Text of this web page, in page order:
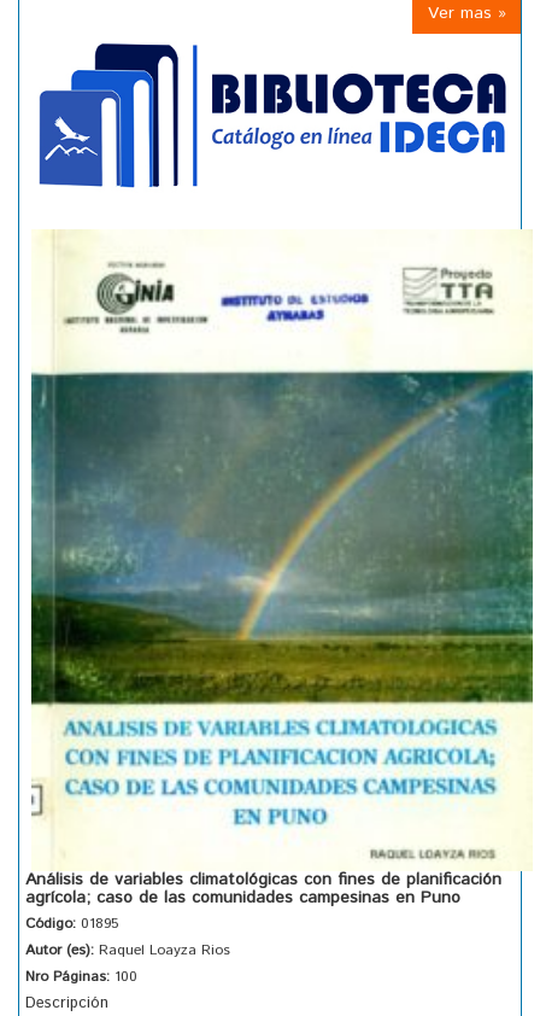
Ver mas »
Análisis de variables climatológicas con fines de planificación
agrícola; caso de las comunidades campesinas en Puno
Código: 01895
Autor (es): Raquel Loayza Rios
Nro Páginas: 100
Descripción